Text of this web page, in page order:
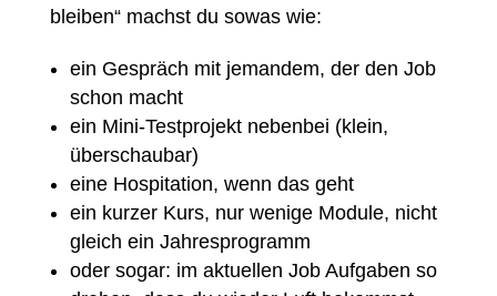
bleiben“ machst du sowas wie:
ein Gespräch mit jemandem, der den Job
schon macht
ein Mini-Testprojekt nebenbei (klein,
überschaubar)
eine Hospitation, wenn das geht
ein kurzer Kurs, nur wenige Module, nicht
gleich ein Jahresprogramm
oder sogar: im aktuellen Job Aufgaben so